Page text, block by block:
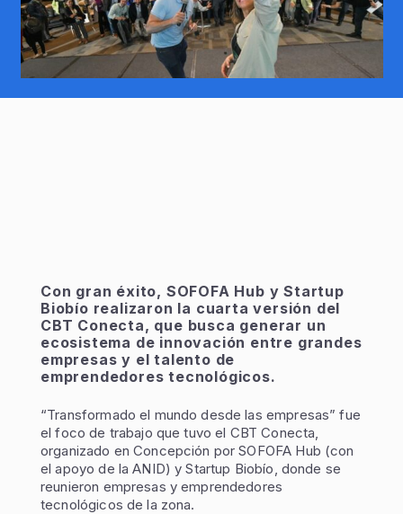
Con gran éxito, SOFOFA Hub y Startup
Biobío realizaron la cuarta versión del
CBT Conecta, que busca generar un
ecosistema de innovación entre grandes
empresas y el talento de
emprendedores tecnológicos.
“Transformado el mundo desde las empresas” fue
el foco de trabajo que tuvo el CBT Conecta,
organizado en Concepción por SOFOFA Hub (con
el apoyo de la ANID) y Startup Biobío, donde se
reunieron empresas y emprendedores
tecnológicos de la zona.